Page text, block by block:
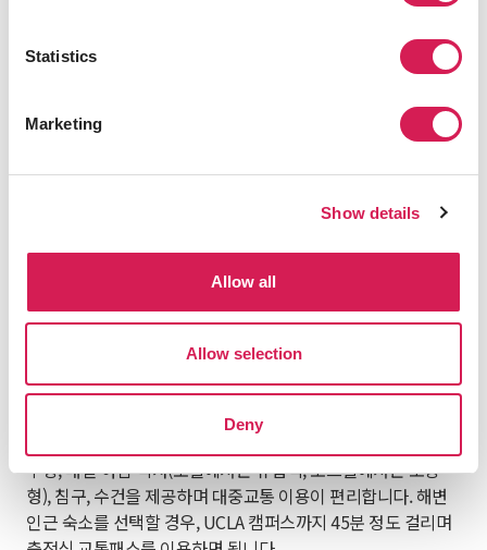
Statistics
Marketing
Show details
Allow all
Allow selection
Deny
스터디 투어는 집중적인 탐험 기간입니다. 일반적인 유학 경험
보다 짧게 몇 주간 진행되는 경우가 많으며, 때로는 여러 유학
목적지로 여행하기도 합니다.
UCLA에서 도보로 가까운 거리에 있는 호텔 2인실 또는 해변에
선택할 수 있습니다.
주방, 매일 아침 식사(호텔에서는 유럽식, 호스텔에서는 포장
형), 침구, 수건을 제공하며 대중교통 이용이 편리합니다. 해변
인근 숙소를 선택할 경우, UCLA 캠퍼스까지 45분 정도 걸리며